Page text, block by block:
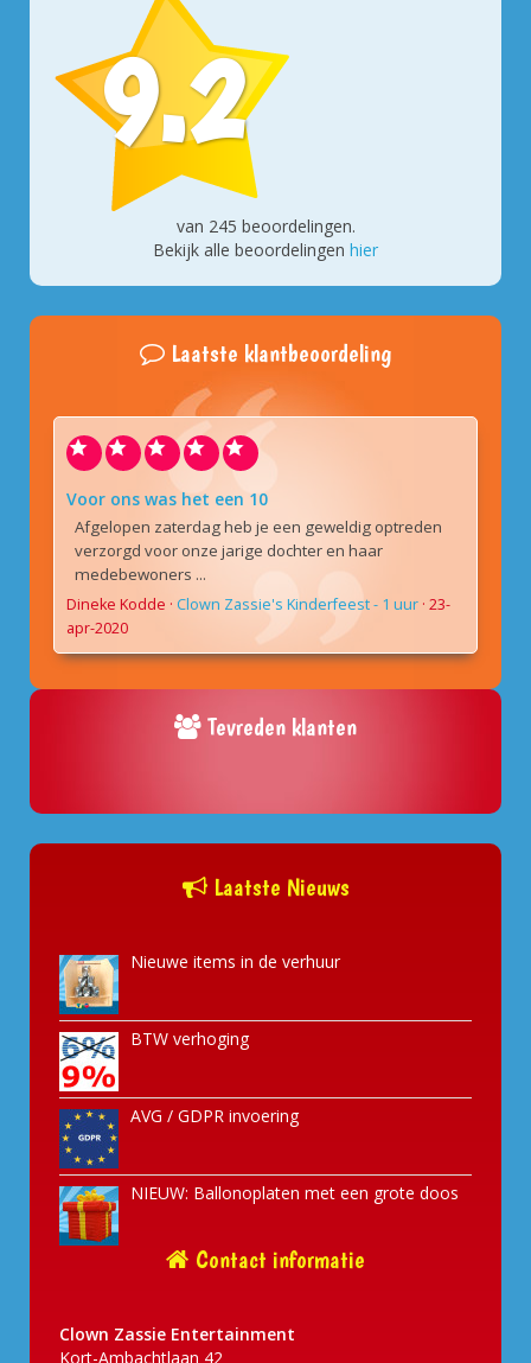
9.2
van 245 beoordelingen.
Bekijk alle beoordelingen hier
Laatste klantbeoordeling
Voor ons was het een 10
Afgelopen zaterdag heb je een geweldig optreden
verzorgd voor onze jarige dochter en haar
medebewoners ...
Dineke Kodde · Clown Zassie's Kinderfeest - 1 uur · 23-
apr-2020
Tevreden klanten
Laatste Nieuws
Nieuwe items in de verhuur
BTW verhoging
AVG / GDPR invoering
NIEUW: Ballonoplaten met een grote doos
Contact informatie
Clown Zassie Entertainment
Kort-Ambachtlaan 42